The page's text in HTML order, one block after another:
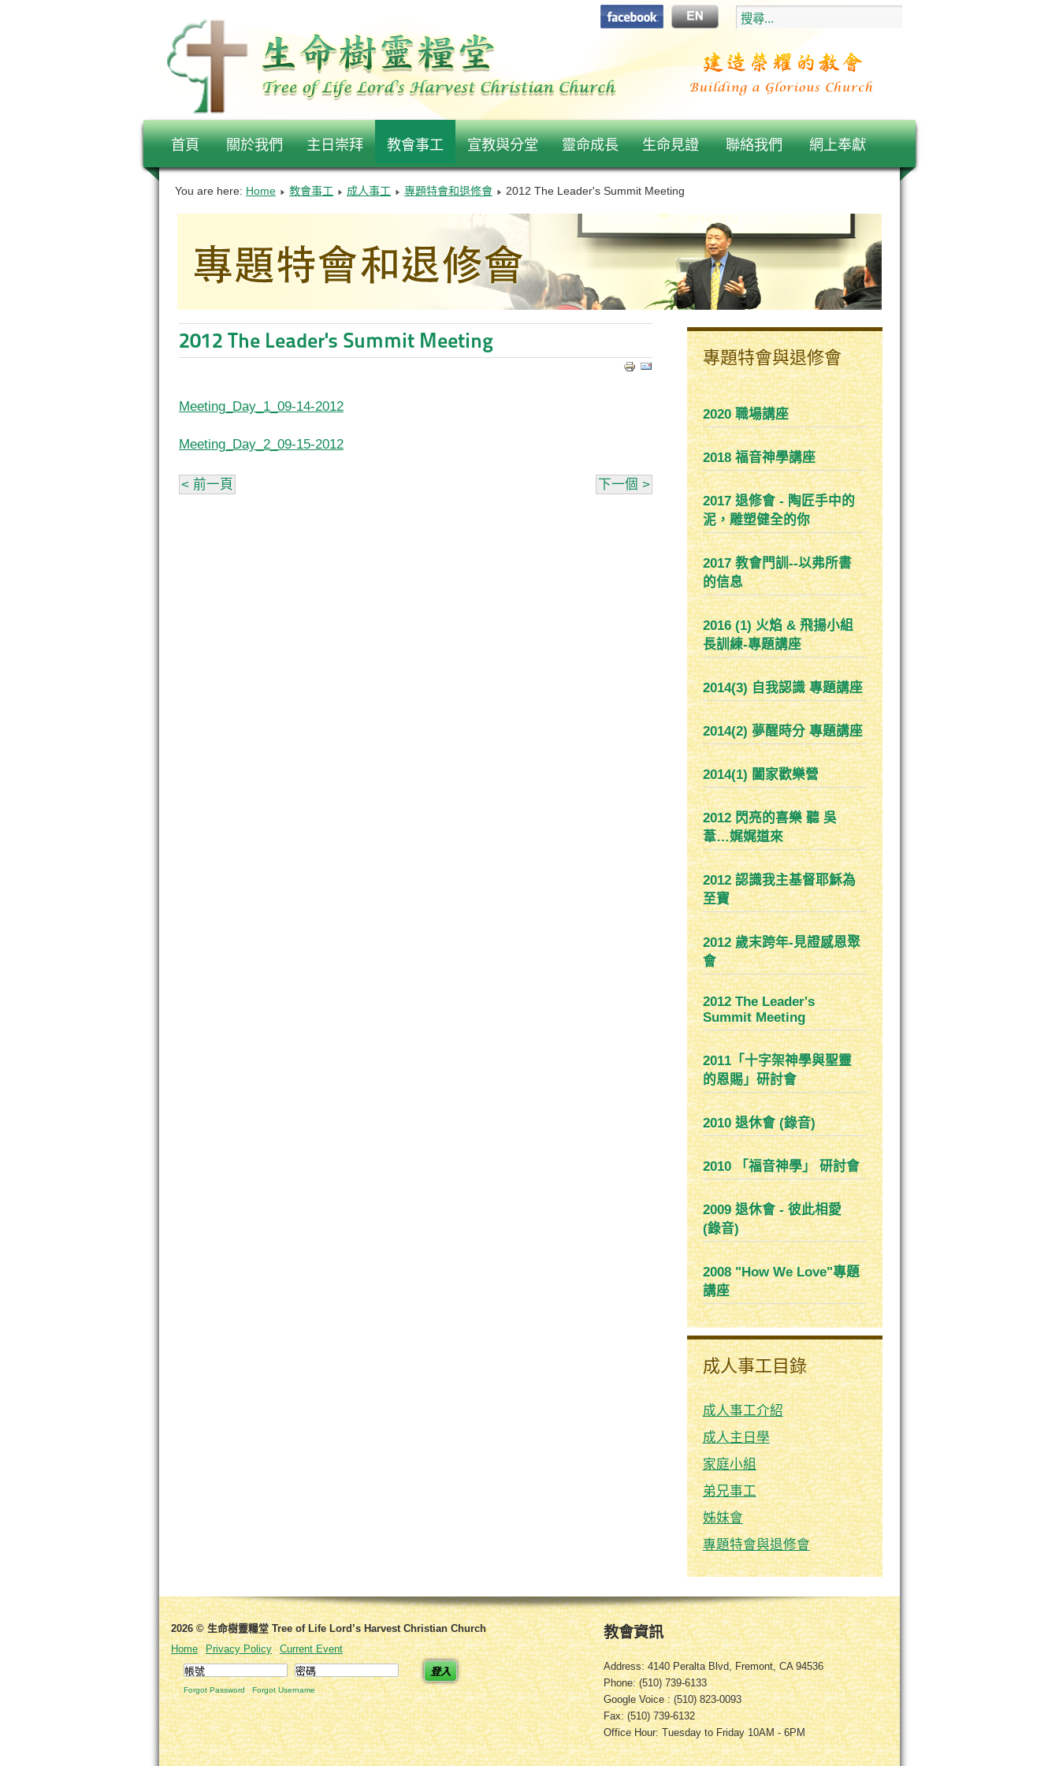
首頁 關於我們 主日崇拜 教會事工 宣教與分堂 靈命成長 生命見證 聯絡我們 網上奉獻
You are here: Home 教會事工 成人事工 專題特會和退修會 2012 The Leader's Summit Meeting
2012 The Leader's Summit Meeting
Meeting_Day_1_09-14-2012
Meeting_Day_2_09-15-2012
< 前一頁 下一個 >
專題特會與退修會
2020 職場講座
2018 福音神學講座
2017 退修會 - 陶匠手中的
泥，雕塑健全的你
2017 教會門訓--以弗所書
的信息
2016 (1) 火焰 & 飛揚小組
長訓練-專題講座
2014(3) 自我認識 專題講座
2014(2) 夢醒時分 專題講座
2014(1) 闔家歡樂營
2012 閃亮的喜樂 聽 吳
葦…娓娓道來
2012 認識我主基督耶穌為
至寶
2012 歲末跨年-見證感恩聚
會
2012 The Leader's
Summit Meeting
2011「十字架神學與聖靈
的恩賜」研討會
2010 退休會 (錄音)
2010 「福音神學」 研討會
2009 退休會 - 彼此相愛
(錄音)
2008 "How We Love"專題
講座
成人事工目錄
成人事工介紹
成人主日學
家庭小組
弟兄事工
姊妹會
專題特會與退修會
2026 © 生命樹靈糧堂 Tree of Life Lord’s Harvest Christian Church
Home
Privacy Policy
Current Event
登入
Forgot Password Forgot Username
教會資訊
Address: 4140 Peralta Blvd, Fremont, CA 94536
Phone: (510) 739-6133
Google Voice : (510) 823-0093
Fax: (510) 739-6132
Office Hour: Tuesday to Friday 10AM - 6PM